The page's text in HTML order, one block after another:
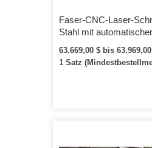
Faser-CNC-Laser-
Stahl mit
Drehachse
63.669,00 $ bis
1 Satz